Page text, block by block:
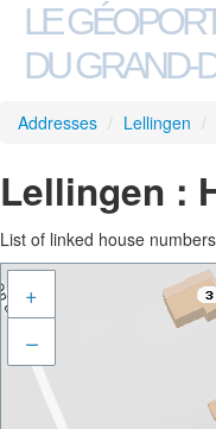
LE
DU GRAND-
Addresses / Lellingen /
Lellingen :
List of linked house
+
–